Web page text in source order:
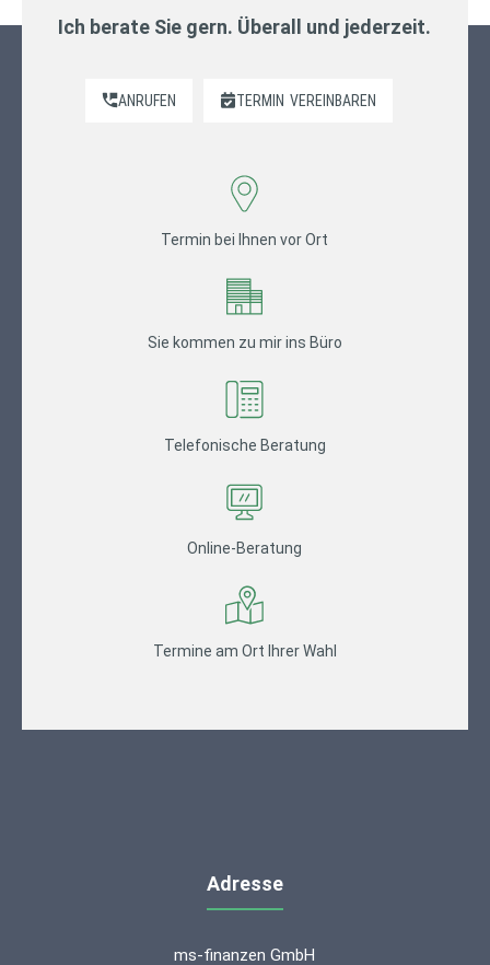
Ich berate Sie gern. Überall und jederzeit.
ANRUFEN TERMIN VEREINBAREN
Termin bei Ihnen vor Ort
Sie kommen zu mir ins Büro
Telefonische Beratung
Online-Beratung
Termine am Ort Ihrer Wahl
Adresse
ms-finanzen GmbH